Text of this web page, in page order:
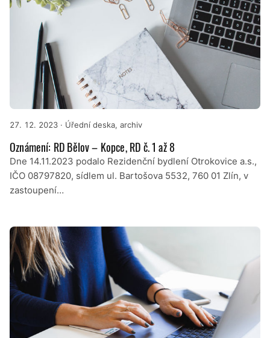
27. 12. 2023 · Úřední deska, archiv
Oznámení: RD Bělov – Kopce, RD č. 1 až 8
Dne 14.11.2023 podalo Rezidenční bydlení Otrokovice a.s.,
IČO 08797820, sídlem ul. Bartošova 5532, 760 01 Zlín, v
zastoupení…